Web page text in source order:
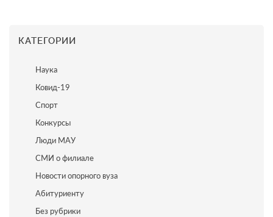
КАТЕГОРИИ
Наука
Ковид-19
Спорт
Конкурсы
Люди МАУ
СМИ о филиале
Новости опорного вуза
Абитуриенту
Без рубрики